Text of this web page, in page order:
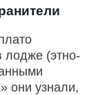
лодже (этно-
они узнали,